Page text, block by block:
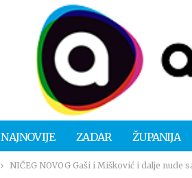
NAJNOVIJE ZADAR ŽUPANIJA
NIČEG NOVOG Gaši i Mišković i dalje